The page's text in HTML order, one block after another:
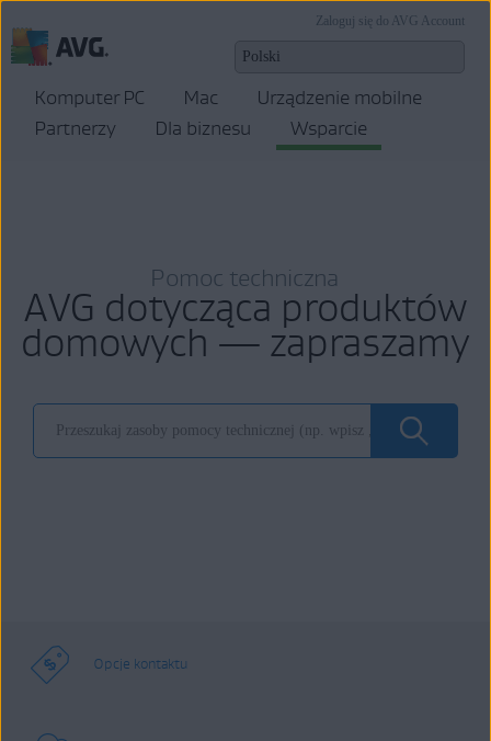
Zaloguj się do AVG Account
Komputer PC Mac
Urządzenie mobilne
Partnerzy
Dla biznesu Wsparcie
Pomoc techniczna
AVG dotycząca produktów
domowych — zapraszamy
Opcje kontaktu